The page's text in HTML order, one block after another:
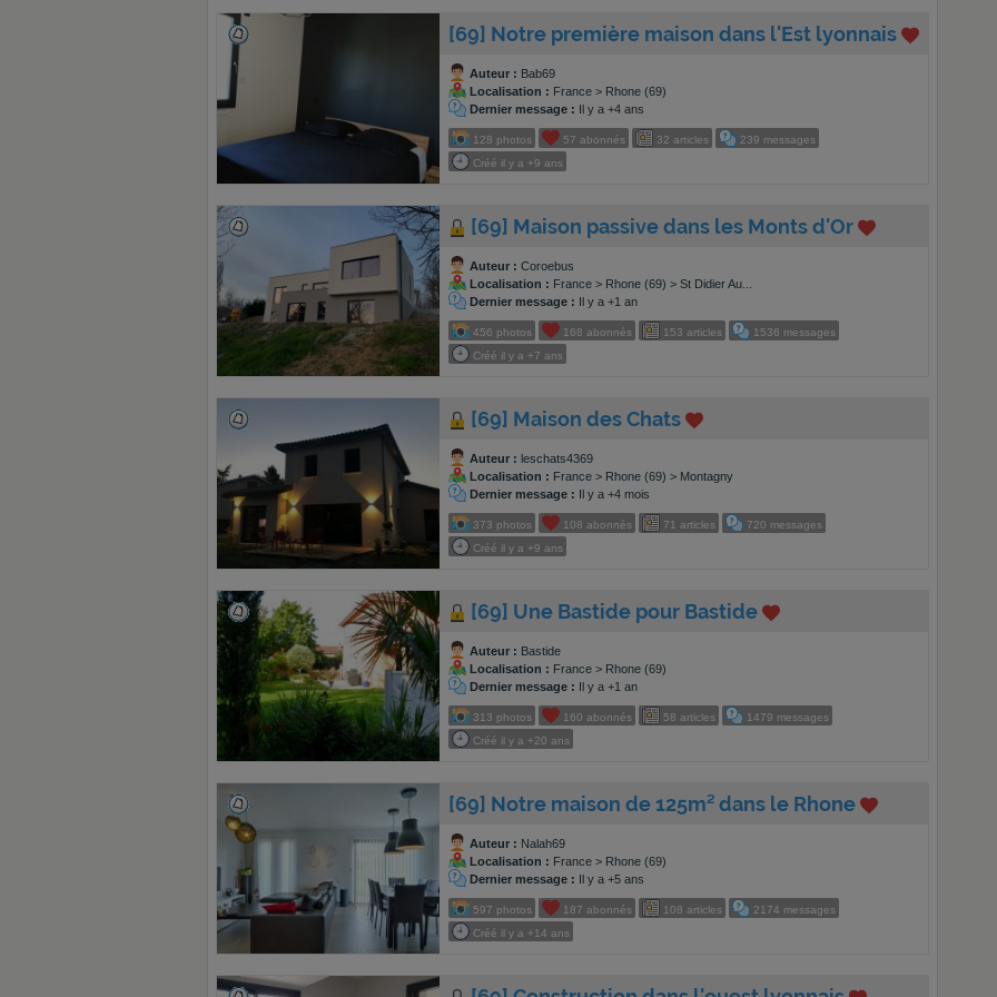
[69] Notre première maison dans l'Est lyonnais
Auteur : Bab69
Localisation : France > Rhone (69)
Dernier message : Il y a +4 ans
128 photos 57 abonnés 32 articles 239 messages
Créé il y a +9 ans
[69] Maison passive dans les Monts d'Or
Auteur : Coroebus
Localisation : France > Rhone (69) > St Didier Au...
Dernier message : Il y a +1 an
456 photos 168 abonnés 153 articles 1536 messages
Créé il y a +7 ans
[69] Maison des Chats
Auteur : leschats4369
Localisation : France > Rhone (69) > Montagny
Dernier message : Il y a +4 mois
373 photos 108 abonnés 71 articles 720 messages
Créé il y a +9 ans
[69] Une Bastide pour Bastide
Auteur : Bastide
Localisation : France > Rhone (69)
Dernier message : Il y a +1 an
313 photos 160 abonnés 58 articles 1479 messages
Créé il y a +20 ans
[69] Notre maison de 125m² dans le Rhone
Auteur : Nalah69
Localisation : France > Rhone (69)
Dernier message : Il y a +5 ans
597 photos 187 abonnés 108 articles 2174 messages
Créé il y a +14 ans